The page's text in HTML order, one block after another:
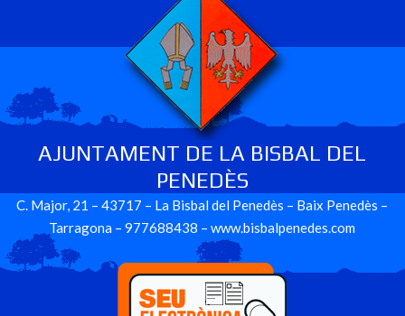
AJUNTAMENT DE LA BISBAL DEL
PENEDÈS
C. Major, 21 – 43717 – La Bisbal del Penedès – Baix Penedès –
Tarragona – 977688438 – www.bisbalpenedes.com